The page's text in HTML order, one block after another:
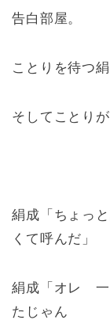
告白部屋。
ことりを待つ
そしてことり
絹成「ちょっ
くて呼んだ」
絹成「オレ 一
たじゃん